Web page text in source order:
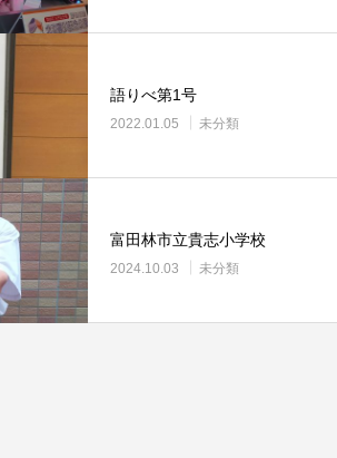
語りべ第1号
2022.01.05 未分類
富田林市立貴志小学校
2024.10.03 未分類